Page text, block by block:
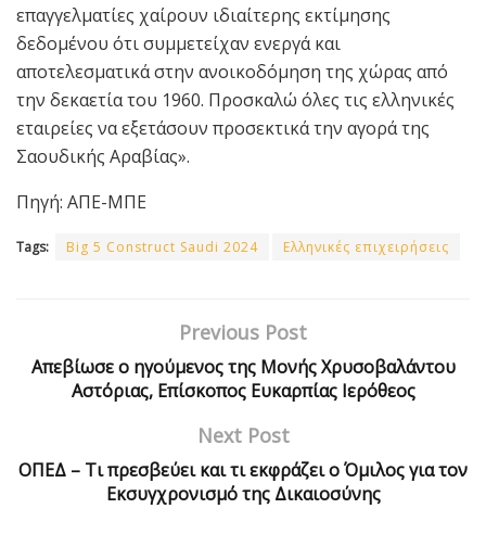
επαγγελματίες χαίρουν ιδιαίτερης εκτίμησης
δεδομένου ότι συμμετείχαν ενεργά και
αποτελεσματικά στην ανοικοδόμηση της χώρας από
την δεκαετία του 1960. Προσκαλώ όλες τις ελληνικές
εταιρείες να εξετάσουν προσεκτικά την αγορά της
Σαουδικής Αραβίας».
Πηγή: ΑΠΕ-ΜΠΕ
Tags: Βig 5 Construct Saudi 2024 Ελληνικές επιχειρήσεις
Previous Post
Απεβίωσε ο ηγούμενος της Μονής Χρυσοβαλάντου
Αστόριας, Επίσκοπος Ευκαρπίας Ιερόθεος
Next Post
ΟΠΕΔ – Τι πρεσβεύει και τι εκφράζει ο Όμιλος για τον
Εκσυγχρονισμό της Δικαιοσύνης